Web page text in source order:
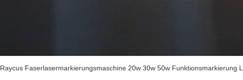
Raycus Faserlasermarkierungsmaschine 20w 30w 50w Funktionsmarkierung